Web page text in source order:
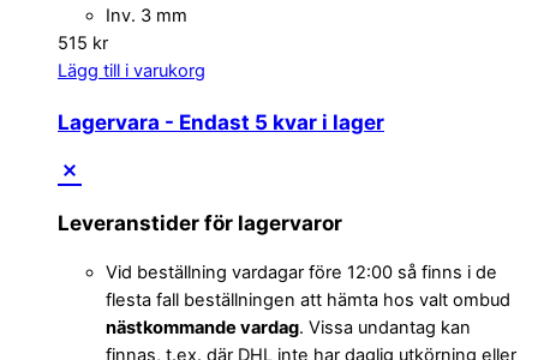
Inv. 3 mm
515 kr
Lägg till i varukorg
Lagervara - Endast 5 kvar i lager
Leveranstider för lagervaror
Vid beställning vardagar före 12:00 så finns i de
flesta fall beställningen att hämta hos valt ombud
nästkommande vardag. Vissa undantag kan
finnas, t.ex. där DHL inte har daglig utkörning eller